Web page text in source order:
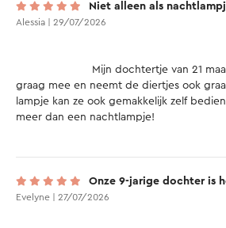
Niet alleen als
Alessia | 29/07/2026
graag mee en neemt de diertjes ook
lampje kan ze ook gemakkelijk zelf
meer dan een nachtlampje!
Onze 9-jarige dochter is
Evelyne | 27/07/2026